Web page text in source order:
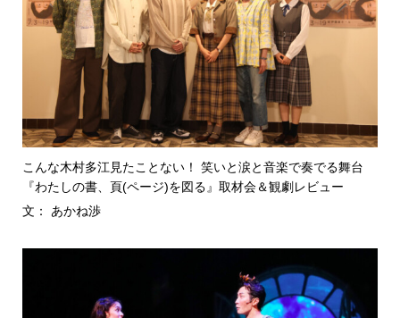
こんな木村多江見たことない！ 笑いと涙と音楽で奏でる舞台
『わたしの書、頁(ページ)を図る』取材会＆観劇レビュー
文： あかね渉